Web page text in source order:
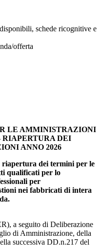
schede ricognitive e
offerta
LE AMMINISTRAZIONI
DEI
ANNO 2026
dei termini per le
qualificati per lo
per
nei fabbricati di intera
a seguito di Deliberazione
di Amministrazione, della
successiva DD.n.217 del